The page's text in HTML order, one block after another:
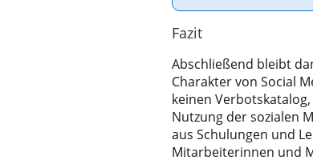
Fazit
Abschließend bleibt
Charakter von Social
keinen
Nutzung der sozialen
aus Schulungen und
Mitarbeiterinnen und